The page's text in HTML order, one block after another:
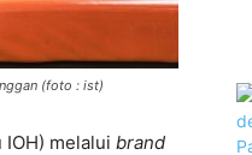
(foto : ist)
melalui brand